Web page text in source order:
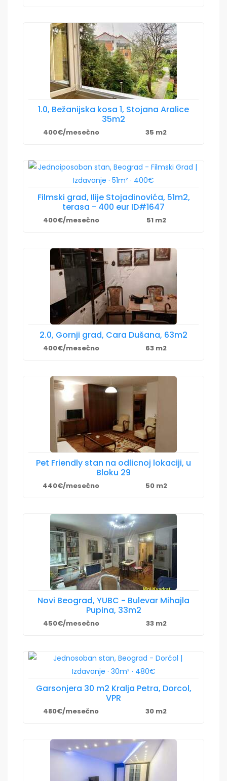
1.0, Bežanijska kosa 1, Stojana Aralice
35m2
400€/mesečno 35 m2
Filmski grad, Ilije Stojadinovića, 51m2,
terasa - 400 eur ID#1647
400€/mesečno 51 m2
2.0, Gornji grad, Cara Dušana, 63m2
400€/mesečno 63 m2
Pet Friendly stan na odlicnoj lokaciji, u
Bloku 29
440€/mesečno 50 m2
Novi Beograd, YUBC - Bulevar Mihajla
Pupina, 33m2
450€/mesečno 33 m2
Garsonjera 30 m2 Kralja Petra, Dorcol,
VPR
480€/mesečno 30 m2